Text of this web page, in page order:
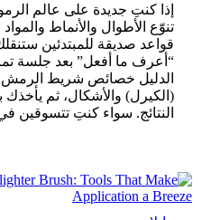
إذا كنتِ جديدة على عالم
تنوّع الأطوال والأنماط
قواعد صديقة للمبتدئين
“أعرف ما أفعل” بعد جلسة
الدليل خصائص شريط الرمش
(الكيرل) والأشكال، ثم
النتائج. سواء كنتِ تتسوقين